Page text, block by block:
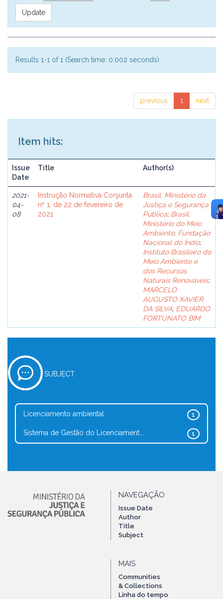
Results 1-1 of 1 (Search time: 0.002 seconds).
previous 1 next
Item hits:
Issue
Date
Title Author(s)
2021-
04-
08
Instrução Normativa Conjunta
nº 1, de 22 de fevereiro de
2021
Brasil. Ministério da
Justiça e Segurança
Pública; Brasil.
Ministério do Meio
Ambiente; Fundação
Nacional do Índio;
Instituto Brasileiro do
Meio Ambiente e
dos Recursos
Naturais Renováveis;
MARCELO
AUGUSTO XAVIER
DA SILVA; EDUARDO
FORTUNATO BIM
SUBJECT
1
Licenciamento ambiental
1
Sistema de Gestão do Licenciament...
NAVEGAÇÃO
Issue Date
Author
Title
Subject
MAIS
Communities
& Collections
Linha do tempo